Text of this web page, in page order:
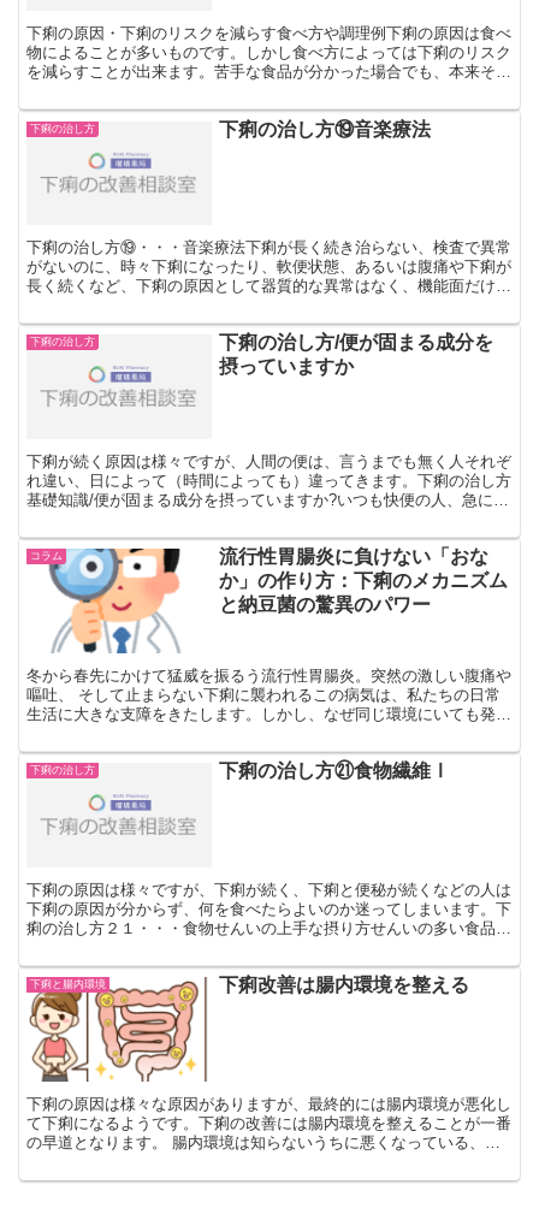
下痢の原因・下痢のリスクを減らす食べ方や調理例下痢の原因は食べ
物によることが多いものです。しかし食べ方によっては下痢のリスク
を減らすことが出来ます。苦手な食品が分かった場合でも、本来その
下痢の治し方 下痢の治し方⑲音楽療法
下痢の治し方⑲・・・音楽療法下痢が長く続き治らない、検査で異常
がないのに、時々下痢になったり、軟便状態、あるいは腹痛や下痢が
長く続くなど、下痢の原因として器質的な異常はなく、機能面だけで
下痢の治し方
下痢の治し方/便が固まる成分を
摂っていますか
下痢が続く原因は様々ですが、人間の便は、言うまでも無く人それぞ
れ違い、日によって（時間によっても）違ってきます。下痢の治し方
基礎知識/便が固まる成分を摂っていますか?いつも快便の人、急に下
コラム
流行性胃腸炎に負けない「おな
か」の作り方：下痢のメカニズム
と納豆菌の驚異のパワー
冬から春先にかけて猛威を振るう流行性胃腸炎。突然の激しい腹痛や
嘔吐、 そして止まらない下痢に襲われるこの病気は、私たちの日常
生活に大きな支障をきたします。しかし、なぜ同じ環境にいても発症
下痢の治し方 下痢の治し方㉑食物繊維Ⅰ
下痢の原因は様々ですが、下痢が続く、下痢と便秘が続くなどの人は
下痢の原因が分からず、何を食べたらよいのか迷ってしまいます。下
痢の治し方２１・・・食物せんいの上手な摂り方せんいの多い食品は
下痢と腸内環境 下痢改善は腸内環境を整える
下痢の原因は様々な原因がありますが、最終的には腸内環境が悪化し
て下痢になるようです。下痢の改善には腸内環境を整えることが一番
の早道となります。 腸内環境は知らないうちに悪くなっている、つ